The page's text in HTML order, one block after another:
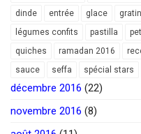
dinde
entrée glace gratin
légumes confits
pastilla
quiches
ramadan 2016
sauce
seffa spécial stars
décembre 2016 (22)
novembre 2016 (8)